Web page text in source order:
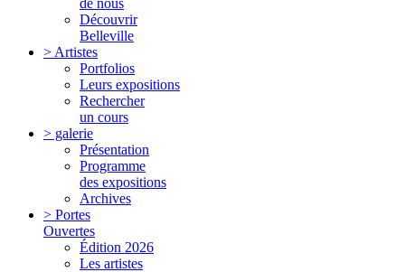
Découvrir
Belleville
> Artistes
Portfolios
Leurs expositions
Rechercher
un cours
> galerie
Présentation
Programme
des expositions
Archives
> Portes
Ouvertes
Édition 2026
Les artistes